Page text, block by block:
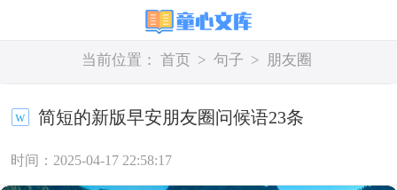
当前位置： 首页 > 句子 > 朋友圈
简短的新版早安朋友圈问候语23条
时间：2025-04-17 22:58:17